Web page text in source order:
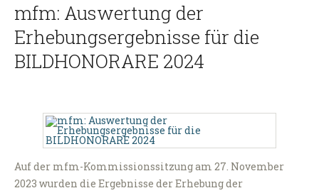
mfm: Auswertung der
Erhebungsergebnisse für die
BILDHONORARE 2024
Auf der mfm-Kommissionssitzung am 27. November
2023 wurden die Ergebnisse der Erhebung der